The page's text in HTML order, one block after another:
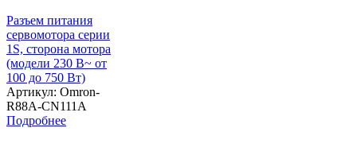
Разъем питания
сервомотора серии
1S, сторона мотора
(модели 230 В~ от
100 до 750 Вт)
Артикул: Omron-
R88A-CN111A
Подробнее